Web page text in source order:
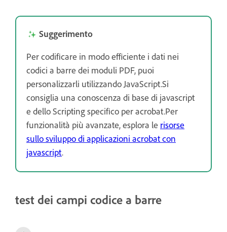
Suggerimento
Per codificare in modo efficiente i dati nei
codici a barre dei moduli PDF, puoi
personalizzarli utilizzando JavaScript.Si
consiglia una conoscenza di base di javascript
e dello Scripting specifico per acrobat.Per
funzionalità più avanzate, esplora le risorse
sullo sviluppo di applicazioni acrobat con
javascript.
test dei campi codice a barre